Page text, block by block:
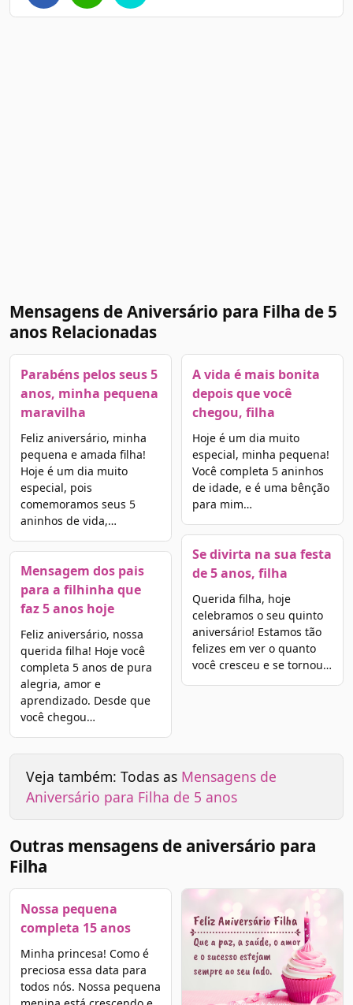
Mensagens de Aniversário para Filha de 5
anos Relacionadas
Parabéns pelos seus 5
anos, minha pequena
maravilha
Feliz aniversário, minha
pequena e amada filha!
Hoje é um dia muito
especial, pois
comemoramos seus 5
aninhos de vida,…
Mensagem dos pais
para a filhinha que
faz 5 anos hoje
Feliz aniversário, nossa
querida filha! Hoje você
completa 5 anos de pura
alegria, amor e
aprendizado. Desde que
você chegou…
A vida é mais bonita
depois que você
chegou, filha
Hoje é um dia muito
especial, minha pequena!
Você completa 5 aninhos
de idade, e é uma bênção
para mim…
Se divirta na sua festa
de 5 anos, filha
Querida filha, hoje
celebramos o seu quinto
aniversário! Estamos tão
felizes em ver o quanto
você cresceu e se tornou…
Veja também: Todas as Mensagens de
Aniversário para Filha de 5 anos
Outras mensagens de aniversário para
Filha
Nossa pequena
completa 15 anos
Minha princesa! Como é
preciosa essa data para
todos nós. Nossa pequena